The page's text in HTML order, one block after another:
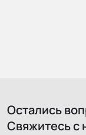
Остались
Свяжитесь с